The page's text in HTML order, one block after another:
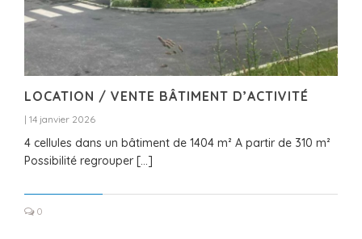
LOCATION / VENTE BÂTIMENT D’ACTIVITÉ
| 14 janvier 2026
4 cellules dans un bâtiment de 1404 m² A partir de 310 m²
Possibilité regrouper […]
0